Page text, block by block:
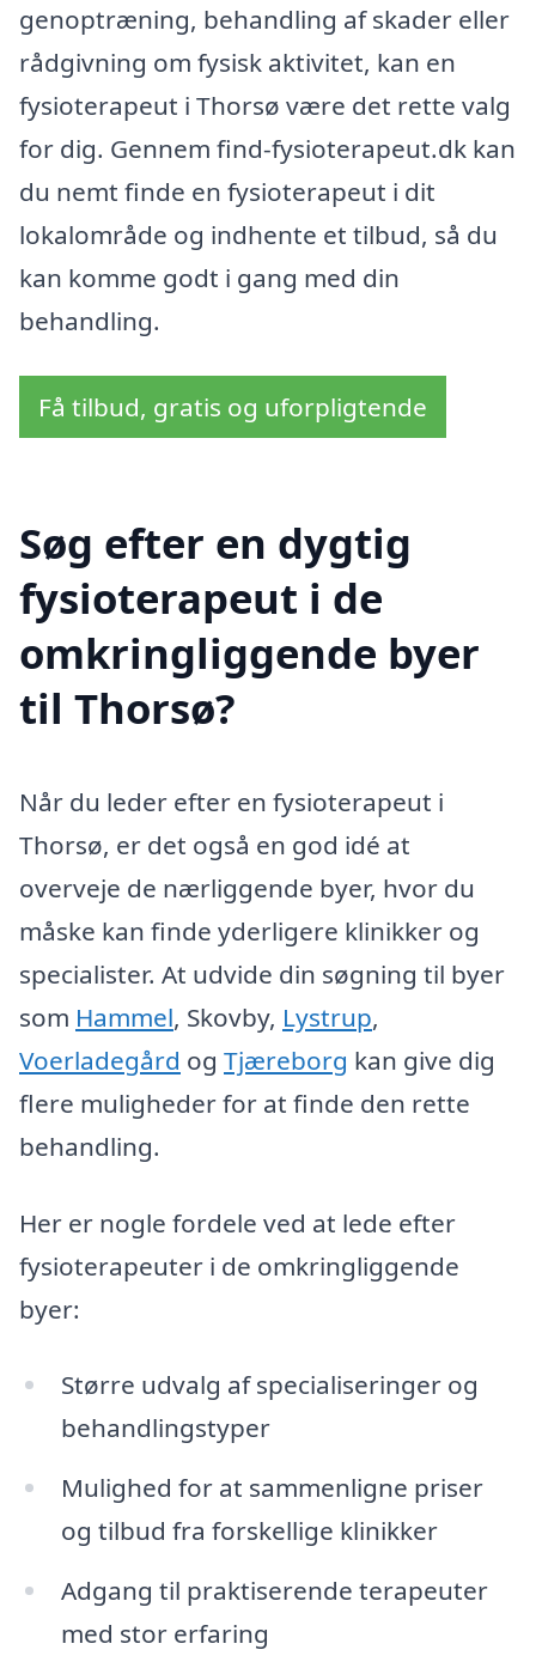
genoptræning, behandling af skader eller
rådgivning om fysisk aktivitet, kan en
fysioterapeut i Thorsø være det rette valg
for dig. Gennem find-fysioterapeut.dk kan
du nemt finde en fysioterapeut i dit
lokalområde og indhente et tilbud, så du
kan komme godt i gang med din
behandling.
Få tilbud, gratis og uforpligtende
Søg efter en dygtig
fysioterapeut i de
omkringliggende byer
til Thorsø?
Når du leder efter en fysioterapeut i
Thorsø, er det også en god idé at
overveje de nærliggende byer, hvor du
måske kan finde yderligere klinikker og
specialister. At udvide din søgning til byer
som Hammel, Skovby, Lystrup,
Voerladegård og Tjæreborg kan give dig
flere muligheder for at finde den rette
behandling.
Her er nogle fordele ved at lede efter
fysioterapeuter i de omkringliggende
byer:
Større udvalg af specialiseringer og
behandlingstyper
Mulighed for at sammenligne priser
og tilbud fra forskellige klinikker
Adgang til praktiserende terapeuter
med stor erfaring